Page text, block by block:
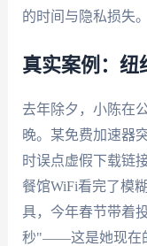
的时间与隐私损失。
真实案例：纽
去年除夕，小陈在
晚。某免费加速器
时误点虚假下载链
餐馆WiFi看完了模
具，今年春节带着
秒"——这是她现在